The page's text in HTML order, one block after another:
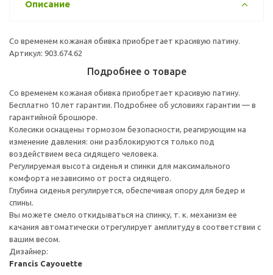
Описание
Со временем кожаная обивка приобретает красивую патину.
Артикул: 903.674.62
Подробнее о товаре
Со временем кожаная обивка приобретает красивую патину.
Бесплатно 10 лет гарантии. Подробнее об условиях гарантии — в
гарантийной брошюре.
Колесики оснащены тормозом безопасности, реагирующим на
изменение давления: они разблокируются только под
воздействием веса сидящего человека.
Регулируемая высота сиденья и спинки для максимального
комфорта независимо от роста сидящего.
Глубина сиденья регулируется, обеспечивая опору для бедер и
спины.
Вы можете смело откидываться на спинку, т. к. механизм ее
качания автоматически отрегулирует амплитуду в соответствии с
вашим весом.
Дизайнер:
Francis Cayouette